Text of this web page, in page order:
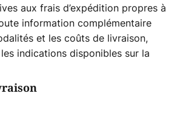
aux frais d’expédition propres à
information complémentaire
et les coûts de livraison,
indications disponibles sur la